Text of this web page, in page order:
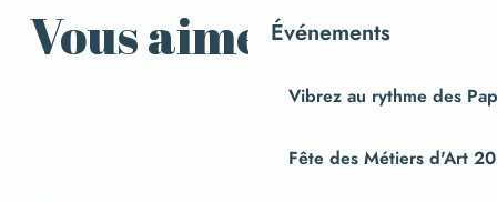
Événements
Vibrez au rythme des
Fête des Métiers d'Art
Vous aimerez aussi
Savourer la Normandie